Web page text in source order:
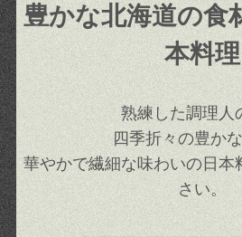
豊かな北海道の食
本料理
熟練した調理人
四季折々の豊か
華やかで繊細な味わいの日本
さい。